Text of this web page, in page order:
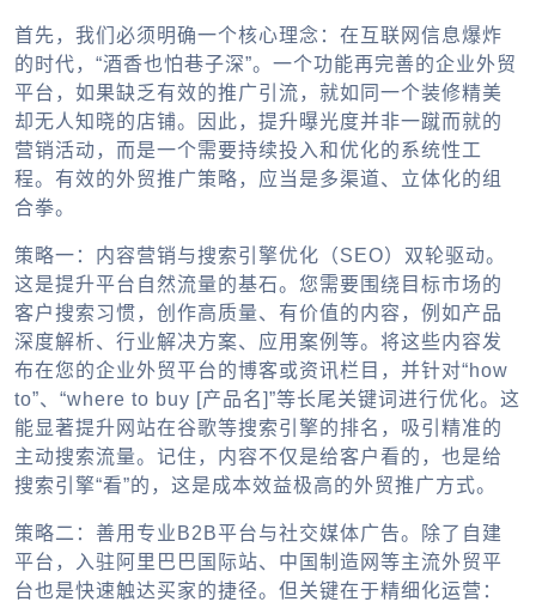
首先，我们必须明确一个核心理念：在互联网信息爆炸
的时代，“酒香也怕巷子深”。一个功能再完善的企业外贸
平台 ，如果缺乏有效的推广引流，就如同一个装修精美
却无人知晓的店铺。因此，提升曝光度并非一蹴而就的
营销活动，而是一个需要持续投入和优化的系统性工
程。有效的外贸推广策略，应当是多渠道、立体化的组
合拳。
策略一：内容营销与搜索引擎优化（SEO）双轮驱动。
这是提升平台自然流量的基石。您需要围绕目标市场的
客户搜索习惯，创作高质量、有价值的内容，例如产品
深度解析、行业解决方案、应用案例等。将这些内容发
布在您的企业外贸平台 的博客或资讯栏目，并针对“how
to”、“where to buy [产品名]”等长尾关键词进行优化。这
能显著提升网站在谷歌等搜索引擎的排名，吸引精准的
主动搜索流量。记住，内容不仅是给客户看的，也是给
搜索引擎“看”的，这是成本效益极高的外贸推广方式。
策略二：善用专业B2B平台与社交媒体广告。除了自建
平台，入驻阿里巴巴国际站、中国制造网等主流外贸平
台也是快速触达买家的捷径。但关键在于精细化运营：